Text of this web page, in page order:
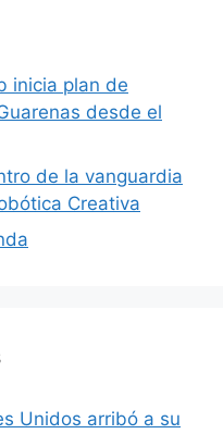
inicia plan de
desde el
de la vanguardia
Creativa
Unidos arribó a su